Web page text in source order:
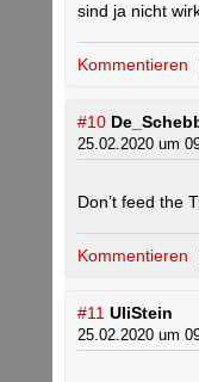
sind ja nicht
Kommentieren
#10
25.02.2020 um
Don’t feed the
Kommentieren
#11 UliStein
25.02.2020 um